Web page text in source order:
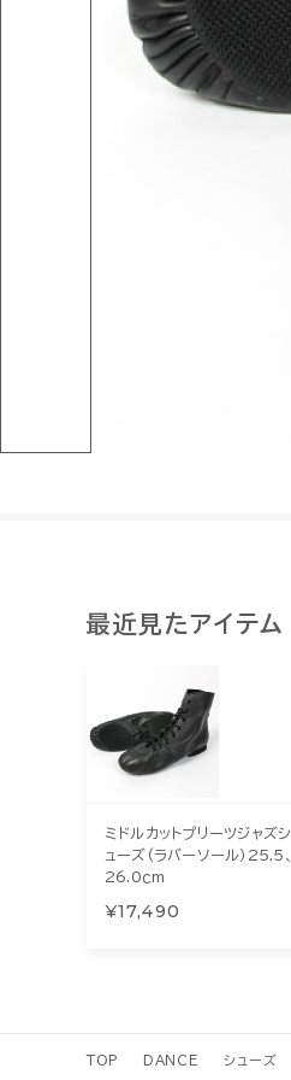
最近見たアイテム
ミドルカットプリーツジャズシ
ューズ(ラバーソール）25.5、
26.0ｃm
¥17,490
TOP DANCE シューズ